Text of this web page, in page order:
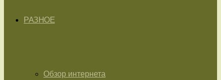
РАЗНОЕ
Обзор интернета